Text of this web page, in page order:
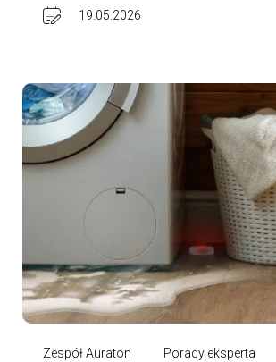
19.05.2026
Zespół Auraton Porady eksperta